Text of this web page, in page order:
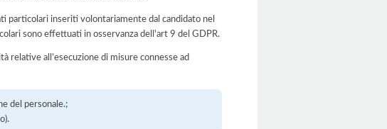
particolari inseriti volontariamente dal candidato nel
sono effettuati in osservanza dell'art 9 del GDPR.
relative all’esecuzione di misure connesse ad
del personale.;